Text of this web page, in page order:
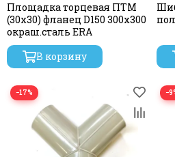
Площадка торцевая ПТМ
(30х30) фланец D150 300х300
окраш.сталь ERA
В корзину
−17%